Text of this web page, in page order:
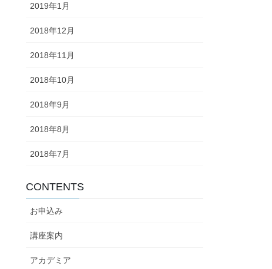
2019年1月
2018年12月
2018年11月
2018年10月
2018年9月
2018年8月
2018年7月
CONTENTS
お申込み
講座案内
アカデミア